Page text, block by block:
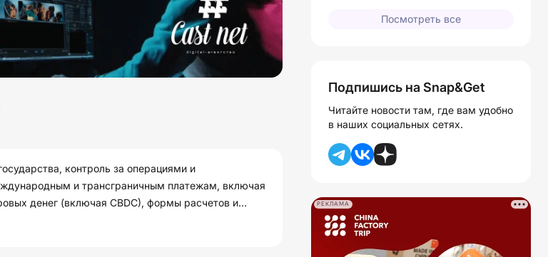
контроль за операциями и
и трансграничным платежам, включая
денег (включая CBDC), формы расчетов и
Посмотреть все
Подпишись на Snap&Get
Читайте новости там, где вам удобно
в наших социальных сетях.
РЕКЛАМА